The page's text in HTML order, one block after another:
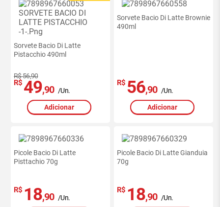
Sorvete Bacio Di Latte
Pistacchio 490ml
R$ 56,90
R$ 49,90 /Un.
Adicionar
Sorvete Bacio Di Latte Brownie
490ml
R$ 56,90 /Un.
Adicionar
Picole Bacio Di Latte
Pisttachio 70g
R$ 18,90 /Un.
Picole Bacio Di Latte Gianduia
70g
R$ 18,90 /Un.